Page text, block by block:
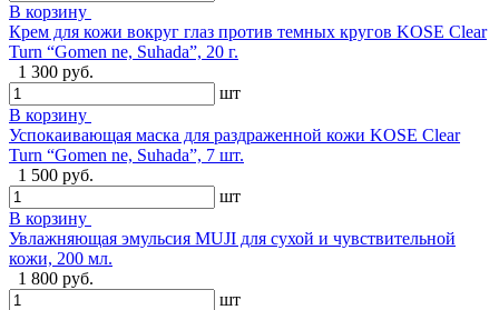
В корзину
Крем для кожи вокруг глаз против темных кругов KOSE Clear
Turn “Gomen ne, Suhada”, 20 г.
1 300 руб.
шт
В корзину
Успокаивающая маска для раздраженной кожи KOSE Clear
Turn “Gomen ne, Suhada”, 7 шт.
1 500 руб.
шт
В корзину
Увлажняющая эмульсия MUJI для сухой и чувствительной
кожи, 200 мл.
1 800 руб.
шт